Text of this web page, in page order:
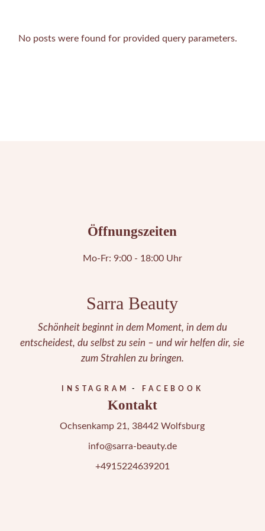
No posts were found for provided query parameters.
Öffnungszeiten
Mo-Fr: 9:00 - 18:00 Uhr
Sarra Beauty
Schönheit beginnt in dem Moment, in dem du
entscheidest, du selbst zu sein – und wir helfen dir, sie
zum Strahlen zu bringen.
INSTAGRAM FACEBOOK
Kontakt
Ochsenkamp 21, 38442 Wolfsburg
info@sarra-beauty.de
+4915224639201